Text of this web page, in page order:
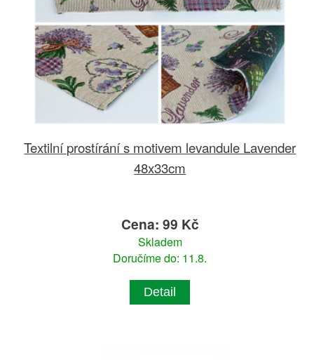
Textilní prostírání s motivem levandule Lavender
48x33cm
Cena: 99 Kč
Skladem
Doručíme do: 11.8.
Detail